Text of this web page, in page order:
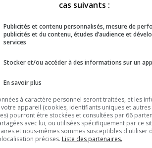
ce week-end de l’École d’Hiver de
cas suivants :
Publicités et contenu personnalisés, mesure de
publicités et du contenu, études d’audience et
services
Stocker et/ou accéder à des informations sur un
En savoir plus
à caractère personnel seront traitées, et les
votre appareil (cookies, identifiants uniques et
pourront être stockées et consultées par 66
avec lui, ou utilisées spécifiquement par ce
et nous-mêmes sommes susceptibles d'utiliser
précises. Liste des partenaires.